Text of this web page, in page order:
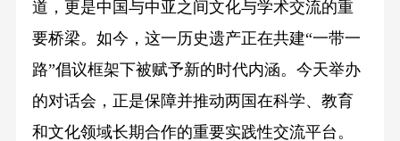
道，更是中国与中亚之间文化与学术交流的重
要桥梁。如今，这一历史遗产正在共建“一带一
路”倡议框架下被赋予新的时代内涵。今天举办
的对话会，正是保障并推动两国在科学、教育
和文化领域长期合作的重要实践性交流平台。